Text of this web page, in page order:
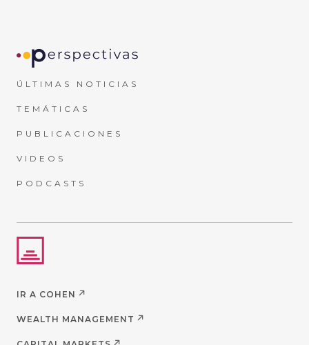
ÚLTIMAS NOTICIAS
TEMÁTICAS
PUBLICACIONES
VIDEOS
PODCASTS
IR A COHEN
WEALTH MANAGEMENT